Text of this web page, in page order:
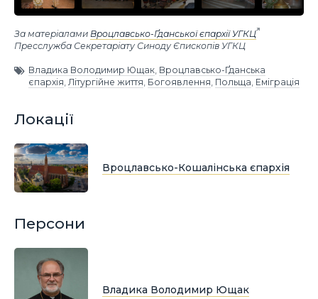
За матеріалами Вроцлавсько-Ґданської єпархії УГКЦ
Пресслужба Секретаріату Синоду Єпископів УГКЦ
Владика Володимир Ющак Вроцлавсько-Ґданська
єпархія Літургійне життя Богоявлення Польща Еміграція
Локації
Вроцлавсько-Кошалінська єпархія
Персони
Владика Володимир Ющак